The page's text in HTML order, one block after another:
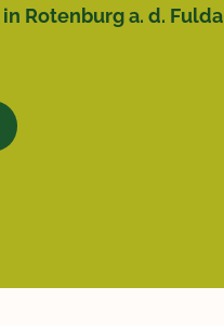
in Rotenburg a. d. Fulda